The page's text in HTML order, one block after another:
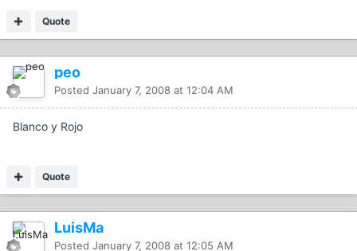
Quote
peo
Posted January 7, 2008 at 12:04 AM
Blanco y Rojo
Quote
LuisMa
Posted January 7, 2008 at 12:05 AM